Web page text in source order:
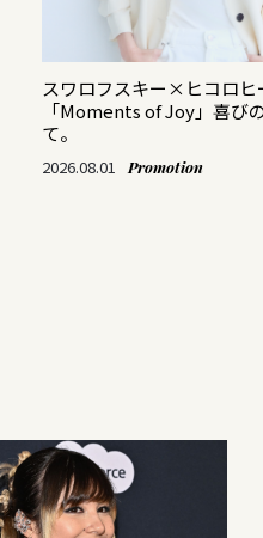
スワロフスキー×ヒコロヒ
「Moments of Joy」喜び
て。
2026.08.01 Promotion